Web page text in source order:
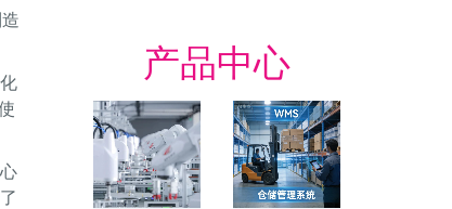
产品中心